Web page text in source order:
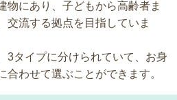
物にあり、子どもから高齢者ま
交流する拠点を目指していま
3タイプに分けられていて、お身
わせて選ぶことができます。